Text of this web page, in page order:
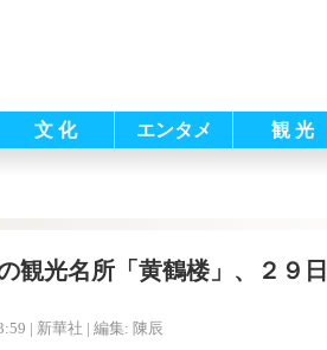
文 化 エンタメ 観 光
観光名所「黄鶴楼」、２９
| 新華社 | 編集: 陳辰